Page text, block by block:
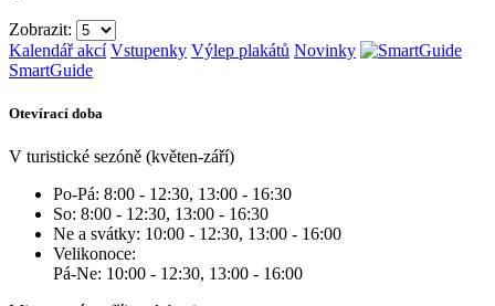
Zobrazit:
Kalendář akcí Vstupenky Výlep plakátů Novinky
SmartGuide
Otevírací doba
V turistické sezóně (květen-září)
Po-Pá: 8:00 - 12:30, 13:00 - 16:30
So: 8:00 - 12:30, 13:00 - 16:30
Ne a svátky: 10:00 - 12:30, 13:00 - 16:00
Velikonoce:
Pá-Ne: 10:00 - 12:30, 13:00 - 16:00